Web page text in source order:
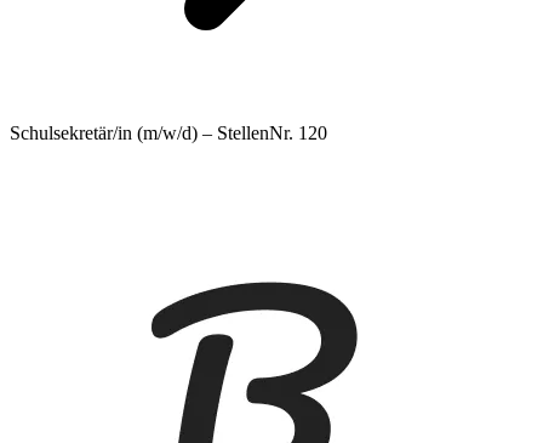
Schulsekretär/in (m/w/d) – StellenNr. 120